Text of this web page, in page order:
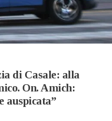
di Casale: alla
On. Amich:
auspicata”